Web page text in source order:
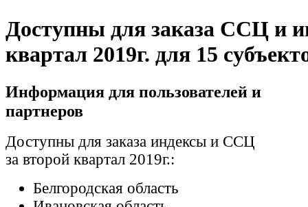
Доступны для заказа ССЦ и
квартал 2019г. для 15
Информация для пользователей и
партнеров
Доступны для заказа индексы и ССЦ
за второй квартал 2019г.:
Белгородская область